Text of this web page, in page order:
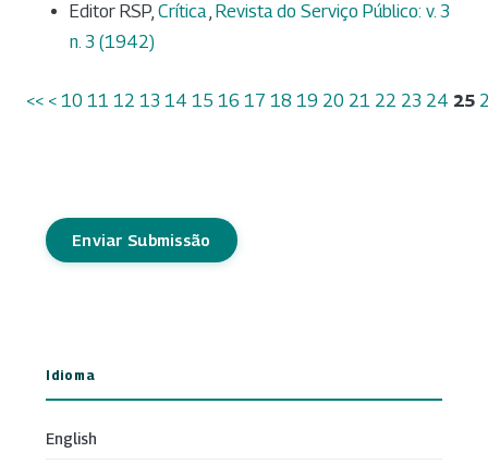
Editor RSP, Crítica, Revista do Serviço Público: v. 3
n. 3 (1942)
<< < 10 11 12 13 14 15 16 17 18 19 20 21 22 23 24 25
Enviar Submissão
Idioma
English